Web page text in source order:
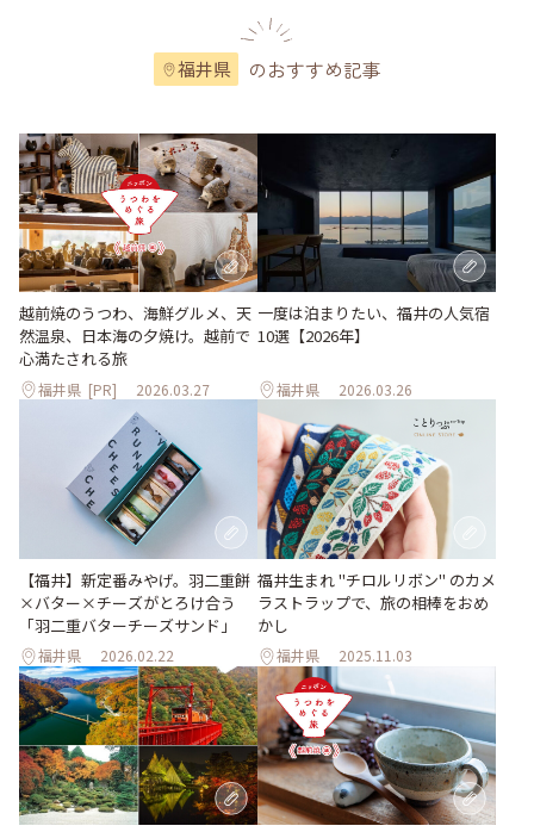
福井県 のおすすめ記事
越前焼のうつわ、海鮮グルメ、天
然温泉、日本海の夕焼け。越前で
心満たされる旅
福井県 [PR] 2026.03.27
一度は泊まりたい、福井の人気宿
10選【2026年】
福井県 2026.03.26
【福井】新定番みやげ。羽二重餅
×バター×チーズがとろけ合う
「羽二重バターチーズサンド」
福井県 2026.02.22
福井生まれ "チロルリボン" のカメ
ラストラップで、旅の相棒をおめ
かし
福井県 2025.11.03